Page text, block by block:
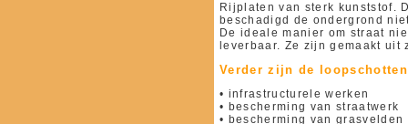
Rijplaten van sterk kunststof.
beschadigd de ondergrond
De ideale manier om straat
leverbaar. Ze zijn gemaakt
Verder zijn de
• infrastructurele werken
• bescherming van straatwerk
• bescherming van grasvelden